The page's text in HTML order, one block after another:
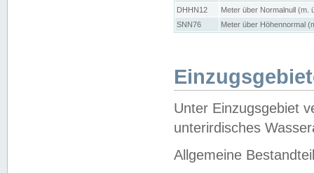
DHHN12
Meter über Normalnull (m.
SNN76
Meter über Höhennormal
Unter Einzugsgebiet
unterirdisches
Allgemeine